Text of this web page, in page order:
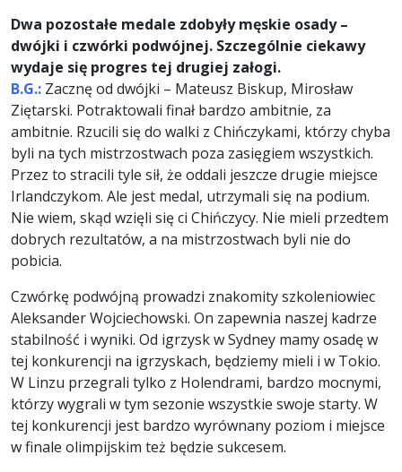
Dwa pozostałe medale zdobyły męskie osady –
dwójki i czwórki podwójnej. Szczególnie ciekawy
wydaje się progres tej drugiej załogi.
B.G.: Zacznę od dwójki – Mateusz Biskup, Mirosław
Ziętarski. Potraktowali finał bardzo ambitnie, za
ambitnie. Rzucili się do walki z Chińczykami, którzy chyba
byli na tych mistrzostwach poza zasięgiem wszystkich.
Przez to stracili tyle sił, że oddali jeszcze drugie miejsce
Irlandczykom. Ale jest medal, utrzymali się na podium.
Nie wiem, skąd wzięli się ci Chińczycy. Nie mieli przedtem
dobrych rezultatów, a na mistrzostwach byli nie do
pobicia.
Czwórkę podwójną prowadzi znakomity szkoleniowiec
Aleksander Wojciechowski. On zapewnia naszej kadrze
stabilność i wyniki. Od igrzysk w Sydney mamy osadę w
tej konkurencji na igrzyskach, będziemy mieli i w Tokio.
W Linzu przegrali tylko z Holendrami, bardzo mocnymi,
którzy wygrali w tym sezonie wszystkie swoje starty. W
tej konkurencji jest bardzo wyrównany poziom i miejsce
w finale olimpijskim też będzie sukcesem.